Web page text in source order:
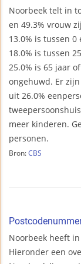
Noorbeek telt in
en 49.3% vrouw
13.0% is tussen 0
18.0% is tussen
25.0% is 65 jaar
ongehuwd. Er
uit 26.0%
meer kinderen.
personen.
Bron: CBS
Noorbeek heeft
Hieronder een